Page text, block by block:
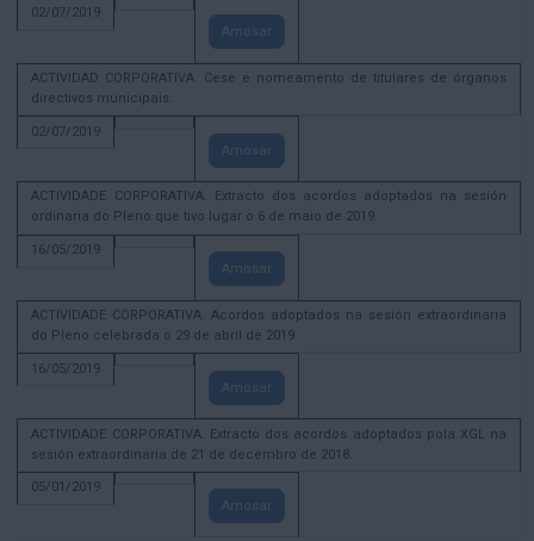
02/07/2019
Amosar
ACTIVIDAD CORPORATIVA. Cese e nomeamento de titulares de órganos
directivos municipais.
02/07/2019
Amosar
ACTIVIDADE CORPORATIVA. Extracto dos acordos adoptados na sesión
ordinaria do Pleno que tivo lugar o 6 de maio de 2019.
16/05/2019
Amosar
ACTIVIDADE CORPORATIVA. Acordos adoptados na sesión extraordinaria
do Pleno celebrada o 29 de abril de 2019
16/05/2019
Amosar
ACTIVIDADE CORPORATIVA. Extracto dos acordos adoptados pola XGL na
sesión extraordinaria de 21 de decembro de 2018.
05/01/2019
Amosar